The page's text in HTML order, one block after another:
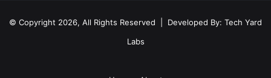
© Copyright 2026, All Rights Reserved | Developed By: Tech Yard
Labs